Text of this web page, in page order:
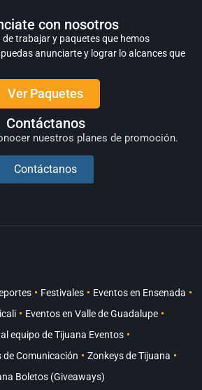
con nosotros
trabajar y paquetes que hemos
anunciarte y lograr lo alcances que
Ver Paquetes
Contáctanos
nuestros planes de promoción.
Contáctanos
Festivales
Eventos en Ensenada
Eventos en Valle de Guadalupe
equipo de Tijuana Eventos
de Comunicación
Zonkeys de Tijuana
Boletos (Giveaways)